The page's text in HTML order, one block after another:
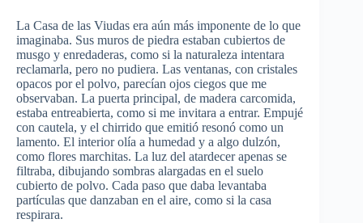
La Casa de las Viudas era aún más imponente de lo que
imaginaba. Sus muros de piedra estaban cubiertos de
musgo y enredaderas, como si la naturaleza intentara
reclamarla, pero no pudiera. Las ventanas, con cristales
opacos por el polvo, parecían ojos ciegos que me
observaban. La puerta principal, de madera carcomida,
estaba entreabierta, como si me invitara a entrar. Empujé
con cautela, y el chirrido que emitió resonó como un
lamento. El interior olía a humedad y a algo dulzón,
como flores marchitas. La luz del atardecer apenas se
filtraba, dibujando sombras alargadas en el suelo
cubierto de polvo. Cada paso que daba levantaba
partículas que danzaban en el aire, como si la casa
respirara.